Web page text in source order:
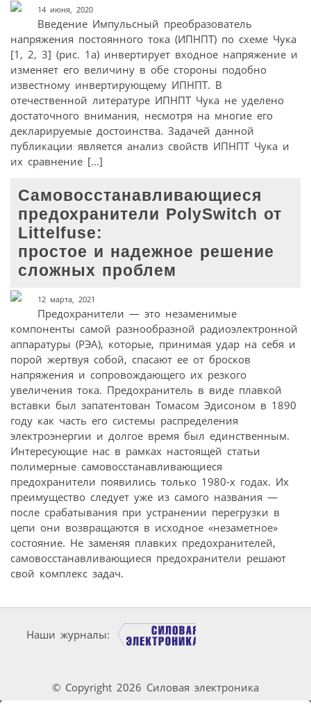
14 июня, 2020
Введение Импульсный преобразователь
напряжения постоянного тока (ИПНПТ) по схеме Чука
[1, 2, 3] (рис. 1а) инвертирует входное напряжение и
изменяет его величину в обе стороны подобно
известному инвертирующему ИПНПТ. В
отечественной литературе ИПНПТ Чука не уделено
достаточного внимания, несмотря на многие его
декларируемые достоинства. Задачей данной
публикации является анализ свойств ИПНПТ Чука и
их сравнение […]
Самовосстанавливающиеся
предохранители PolySwitch от
Littelfuse:
простое и надежное решение
сложных проблем
12 марта, 2021
Предохранители — это незаменимые
компоненты самой разнообразной радиоэлектронной
аппаратуры (РЭА), которые, принимая удар на себя и
порой жертвуя собой, спасают ее от бросков
напряжения и сопровождающего их резкого
увеличения тока. Предохранитель в виде плавкой
вставки был запатентован Томасом Эдисоном в 1890
году как часть его системы распределения
электроэнергии и долгое время был единственным.
Интересующие нас в рамках настоящей статьи
полимерные самовосстанавливающиеся
предохранители появились только 1980-х годах. Их
преимущество следует уже из самого названия —
после срабатывания при устранении перегрузки в
цепи они возвращаются в исходное «незаметное»
состояние. Не заменяя плавких предохранителей,
самовосстанавливающиеся предохранители решают
свой комплекс задач.
Наши журналы:
© Copyright 2026 Силовая электроника